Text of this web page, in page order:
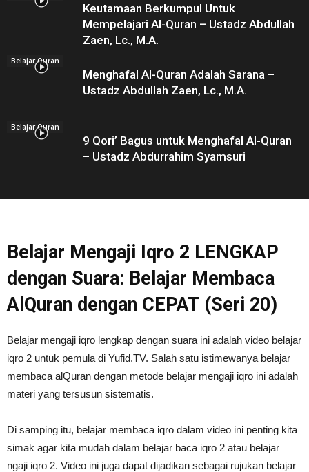
Keutamaan Berkumpul Untuk
Mempelajari Al-Quran – Ustadz Abdullah
Zaen, Lc., M.A.
Belajar Quran
Menghafal Al-Quran Adalah Sarana –
Ustadz Abdullah Zaen, Lc., M.A.
Belajar Quran
9 Qori’ Bagus untuk Menghafal Al-Quran
– Ustadz Abdurrahim Syamsuri
Belajar Mengaji Iqro 2 LENGKAP
dengan Suara: Belajar Membaca
AlQuran dengan CEPAT (Seri 20)
Belajar mengaji iqro lengkap dengan suara ini adalah video belajar
iqro 2 untuk pemula di Yufid.TV. Salah satu istimewanya belajar
membaca alQuran dengan metode belajar mengaji iqro ini adalah
materi yang tersusun sistematis.
Di samping itu, belajar membaca iqro dalam video ini penting kita
simak agar kita mudah dalam belajar baca iqro 2 atau belajar
ngaji iqro 2. Video ini juga dapat dijadikan sebagai rujukan belajar